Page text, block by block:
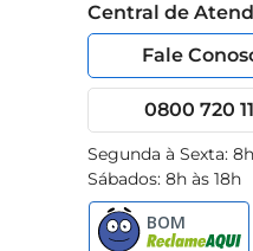
Central de
Fale
0800 720
Segunda à Sexta:
Sábados: 8h às 18h